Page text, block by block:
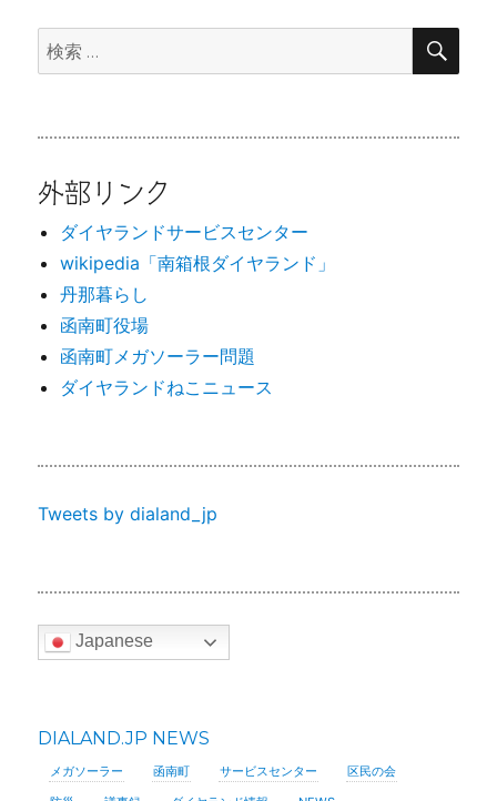
検
索:
検
外部リンク
ダイヤランドサービスセンター
wikipedia「南箱根ダイヤランド」
丹那暮らし
函南町役場
函南町メガソーラー問題
ダイヤランドねこニュース
Tweets by dialand_jp
Japanese
DIALAND.JP NEWS
メガソーラー 函南町 サービスセンター
区民の会